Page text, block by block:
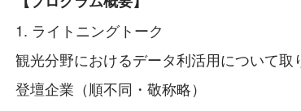
1. ライトニングトーク
観光分野におけるデータ利活用について取
登壇企業（順不同・敬称略）